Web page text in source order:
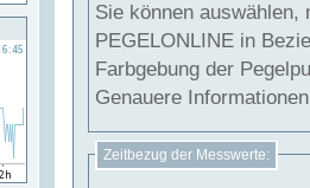
Sie können
PEGELONLINE in Beziehung
Farbgebung der
Genauere
Zeitbezug der Messwerte: